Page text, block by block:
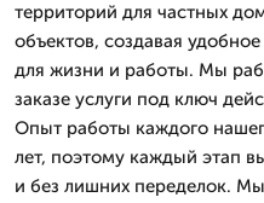
территорий для частных
объектов, создавая
для жизни и работы. Мы
заказе услуги под ключ
Опыт работы каждого
лет, поэтому каждый этап
и без лишних переделок.